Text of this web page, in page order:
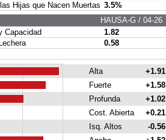
Hijas que Nacen Muertas 3.5%
HAUSA-G / 04-26
1.82
0.58
Alta
+1.91
Fuerte
+1.58
Profunda
+1.02
Cost. Abierta
+0.21
Isq. Altos
-0.56